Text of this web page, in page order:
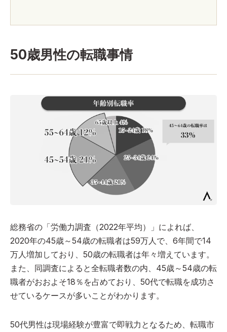
50歳男性の転職事情
総務省の「労働力調査（2022年平均）」によれば、
2020年の45歳～54歳の転職者は59万人で、6年間で14
万人増加しており、50歳の転職者は年々増えています。
また、同調査によると全転職者数の内、45歳～54歳の転
職者がおおよそ18％を占めており、50代で転職を成功さ
せているケースが多いことがわかります。
50代男性は現場経験が豊富で即戦力となるため、転職市